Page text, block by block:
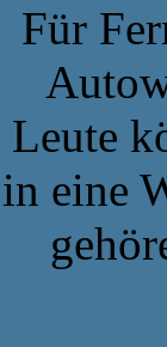
Für
Leute
in eine